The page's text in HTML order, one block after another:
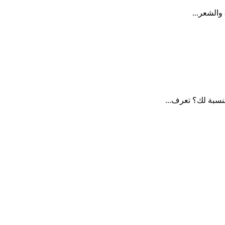
والشعر...
لك؟ تعرف...